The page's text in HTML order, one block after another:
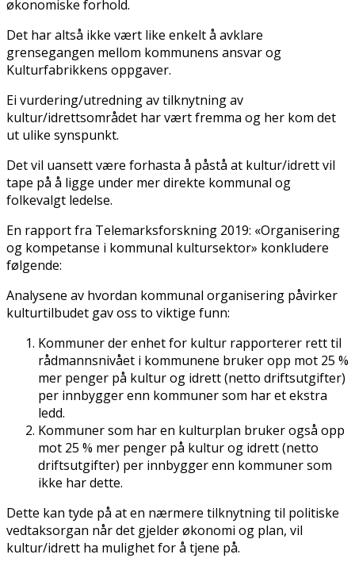
økonomiske forhold.
Det har altså ikke vært like enkelt å avklare
grensegangen mellom kommunens ansvar og
Kulturfabrikkens oppgaver.
Ei vurdering/utredning av tilknytning av
kultur/idrettsområdet har vært fremma og her kom det
ut ulike synspunkt.
Det vil uansett være forhasta å påstå at kultur/idrett vil
tape på å ligge under mer direkte kommunal og
folkevalgt ledelse.
En rapport fra Telemarksforskning 2019: «Organisering
og kompetanse i kommunal kultursektor» konkludere
følgende:
Analysene av hvordan kommunal organisering påvirker
kulturtilbudet gav oss to viktige funn:
Kommuner der enhet for kultur rapporterer rett til
rådmannsnivået i kommunene bruker opp mot 25 %
mer penger på kultur og idrett (netto driftsutgifter)
per innbygger enn kommuner som har et ekstra
ledd.
Kommuner som har en kulturplan bruker også opp
mot 25 % mer penger på kultur og idrett (netto
driftsutgifter) per innbygger enn kommuner som
ikke har dette.
Dette kan tyde på at en nærmere tilknytning til politiske
vedtaksorgan når det gjelder økonomi og plan, vil
kultur/idrett ha mulighet for å tjene på.